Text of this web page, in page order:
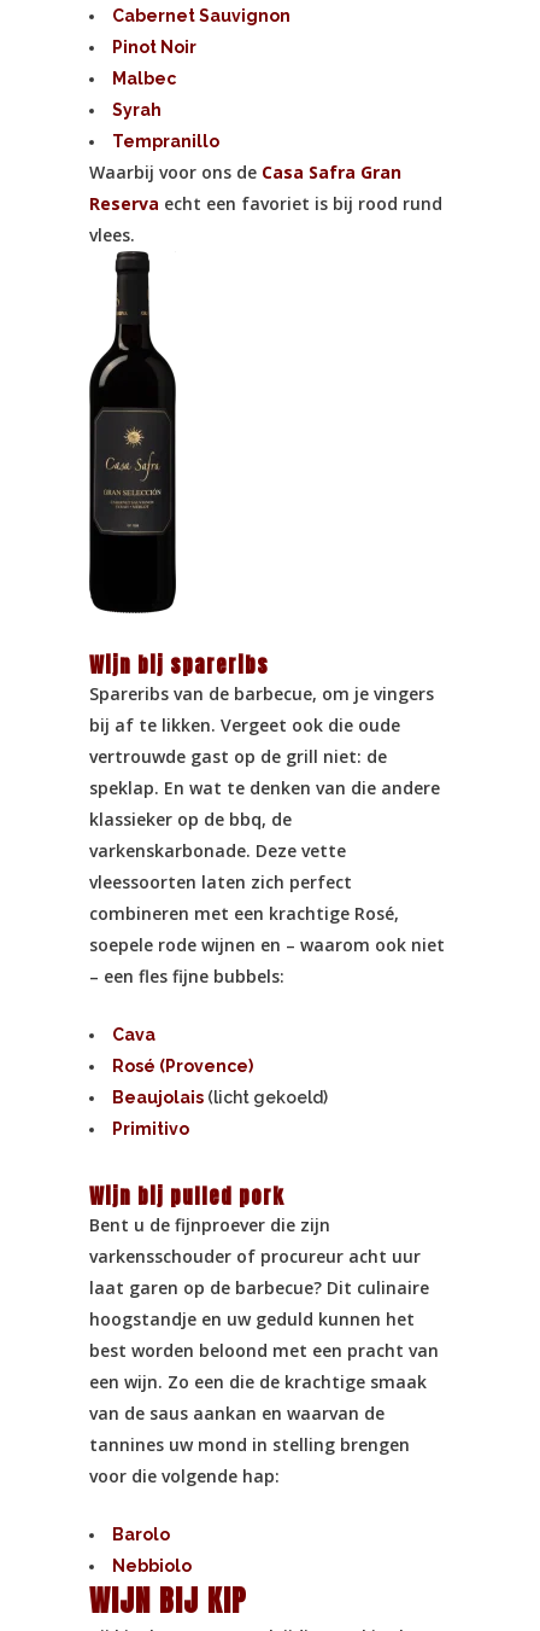
Cabernet Sauvignon
Pinot Noir
Malbec
Syrah
Tempranillo
Waarbij voor ons de Casa Safra Gran
Reserva echt een favoriet is bij rood rund
vlees.
Wijn bij spareribs
Spareribs van de barbecue, om je vingers
bij af te likken. Vergeet ook die oude
vertrouwde gast op de grill niet: de
speklap. En wat te denken van die andere
klassieker op de bbq, de
varkenskarbonade. Deze vette
vleessoorten laten zich perfect
combineren met een krachtige Rosé,
soepele rode wijnen en – waarom ook niet
– een fles fijne bubbels:
Cava
Rosé (Provence)
Beaujolais (licht gekoeld)
Primitivo
Wijn bij pulled pork
Bent u de fijnproever die zijn
varkensschouder of procureur acht uur
laat garen op de barbecue? Dit culinaire
hoogstandje en uw geduld kunnen het
best worden beloond met een pracht van
een wijn. Zo een die de krachtige smaak
van de saus aankan en waarvan de
tannines uw mond in stelling brengen
voor die volgende hap:
Barolo
Nebbiolo
WIJN BIJ KIP